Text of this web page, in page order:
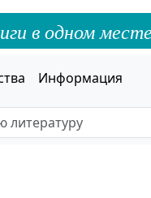
в одном
Информация